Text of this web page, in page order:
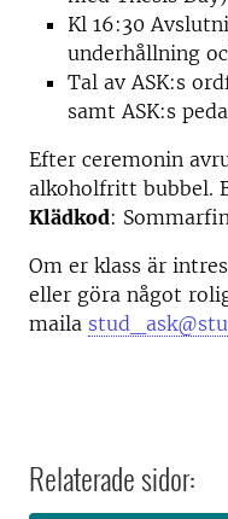
Kl 16:30
underhållning
Tal av ASK:s
samt ASK:s
Efter ceremonin
alkoholfritt bubbel.
Klädkod:
Om er klass är
eller göra något
maila
Relaterade sidor: